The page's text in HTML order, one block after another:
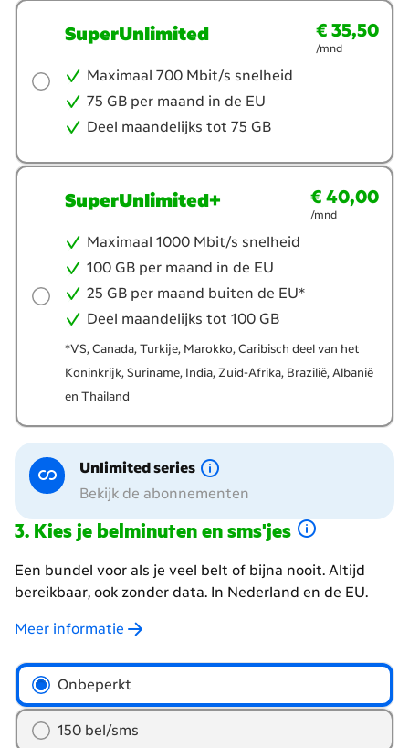
SuperUnlimited € 35,50
€ 35,50
per maand
/mnd
Maximaal 700 Mbit/s snelheid
75 GB per maand in de EU
Deel maandelijks tot 75 GB
SuperUnlimited+ € 40,00
€ 40,00
per maand
/mnd
Maximaal 1000 Mbit/s snelheid
100 GB per maand in de EU
25 GB per maand buiten de EU*
Deel maandelijks tot 100 GB
*VS, Canada, Turkije, Marokko, Caribisch deel van het
Koninkrijk, Suriname, India, Zuid-Afrika, Brazilië, Albanië
en Thailand
Unlimited series
Bekijk de abonnementen
Kies je belminuten en sms'jes
Een bundel voor als je veel belt of bijna nooit. Altijd
bereikbaar, ook zonder data. In Nederland en de EU.
Meer informatie
hoeveel
belminuten
en
sms'jes
Onbeperkt
150 bel/sms